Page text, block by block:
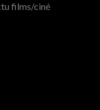
films/ciné